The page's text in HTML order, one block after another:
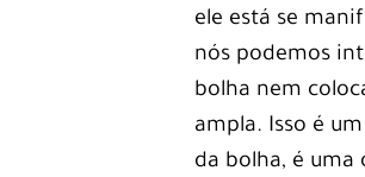
ele está se
nós podemos
bolha nem
ampla. Isso é
da bolha, é uma